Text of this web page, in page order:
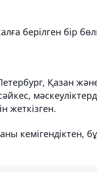
берілген бір
Қазан
жеткізген.
кемігендіктен,